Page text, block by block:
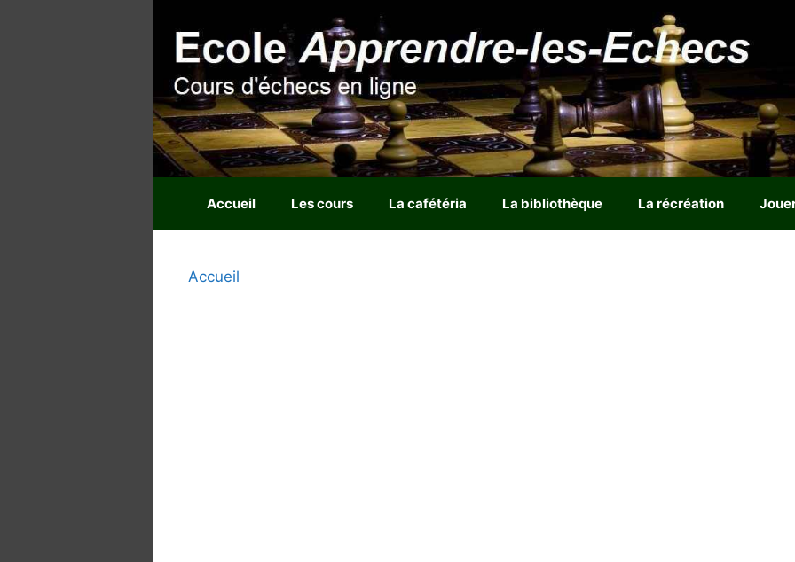
Accueil Les cours La cafétéria La bibliothèque La récréation
Accueil